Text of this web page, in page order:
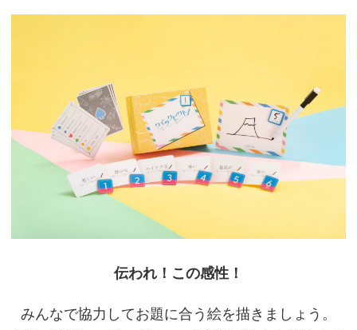
伝われ！この感性！
みんなで協力してお題に合う絵を描きましょう。